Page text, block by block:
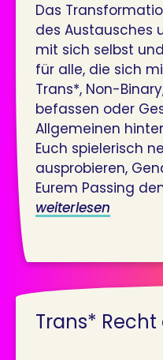
Das
des Austausches
mit sich selbst
für alle, die sich
Trans*, Non-
befassen oder
Allgemeinen
Euch spielerisch
ausprobieren,
Eurem Passing
weiterlesen
Trans* Recht